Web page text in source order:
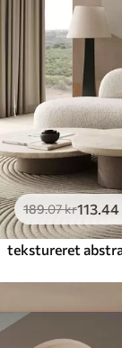
189.07kr113 .44